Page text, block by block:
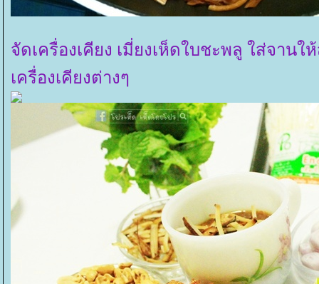
จัดเครื่องเคียง เมี่ยงเห็ดใบชะพลู ใส่จาน
เครื่องเคียงต่างๆ